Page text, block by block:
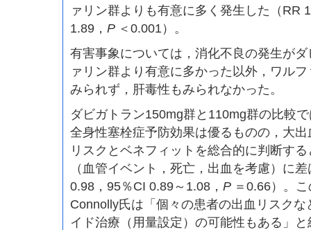
ァリン群よりも有意に多く発生した（RR
1.89， P ＜0.001）。
有害事象については，消化不良の発生が
ァリン群より有意に多かった以外，ワル
みられず，肝毒性もみられなかった。
ダビガトラン150mg群と110mg群の比較
全身性塞栓症予防効果は優るものの，大
リスクとベネフィットを総合的に判断す
（血管イベント，死亡，出血を考慮）に
0.98，95％CI 0.89～1.08， P ＝0.66）。
Connolly氏は「個々の患者の出血リスク
イド治療（用量設定）の可能性もある」